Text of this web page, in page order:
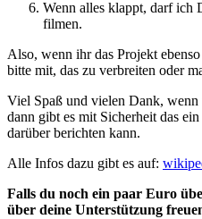
Wenn alles klappt, darf ich
filmen.
Also, wenn ihr das Projekt
bitte mit, das zu verbreiten oder
Viel Spaß und vielen Dank,
dann gibt es mit Sicherheit das
darüber berichten kann.
Alle Infos dazu gibt es auf:
Falls du noch ein paar Euro
über deine Unterstützung